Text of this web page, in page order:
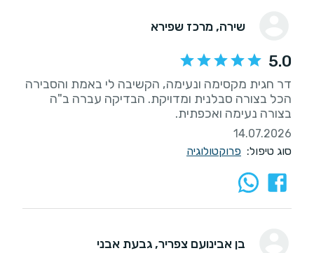
שירה, מרכז שפירא
5.0
דר חגית מקסימה ונעימה, הקשיבה לי באמת והסבירה
הכל בצורה סבלנית ומדויקת. הבדיקה עברה ב"ה
בצורה נעימה ואכפתית.
14.07.2026
סוג טיפול: פרוקטולוגיה
בן אבינועם צפריר, גבעת אבני